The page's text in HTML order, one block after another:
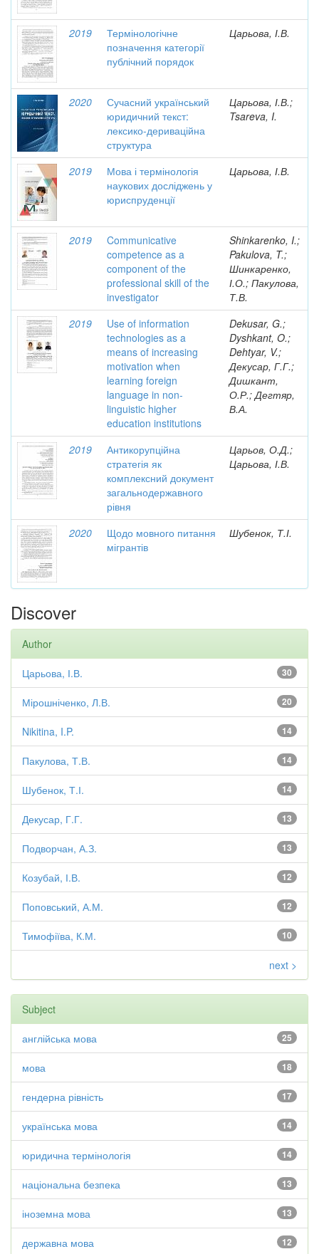
2019
Термінологічне
позначення категорії
публічний порядок
Царьова, І.В.
2020
Сучасний український
юридичний текст:
лексико-дериваційна
структура
Царьова, І.В.;
Tsareva, I.
2019
Мова і термінологія
наукових досліджень у
юриспруденції
Царьова, І.В.
2019
Communicative
competence as a
component of the
professional skill of the
investigator
Shinkarenko, I.;
Pakulova, T.;
Шинкаренко,
І.О.; Пакулова,
Т.В.
2019
Use of information
technologies as a
means of increasing
motivation when
learning foreign
language in non-
linguistic higher
education institutions
Dekusar, G.;
Dyshkant, O.;
Dehtyar, V.;
Декусар, Г.Г.;
Дишкант,
О.Р.; Дегтяр,
В.А.
2019
Антикорупційна
стратегія як
комплексний документ
загальнодержавного
рівня
Царьов, О.Д.;
Царьова, І.В.
2020
Щодо мовного питання
мігрантів
Шубенок, Т.І.
Discover
Author
30
Царьова, І.В.
20
Мірошніченко, Л.В.
14
Nikitina, I.P.
14
Пакулова, Т.В.
14
Шубенок, Т.І.
13
Декусар, Г.Г.
13
Подворчан, А.З.
12
Козубай, І.В.
12
Поповський, А.М.
10
Тимофіїва, К.М.
next >
Subject
25
англійська мова
18
мова
17
гендерна рівність
14
українська мова
14
юридична термінологія
13
національна безпека
13
іноземна мова
12
державна мова